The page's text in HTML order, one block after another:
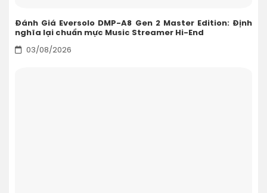
Đánh Giá Eversolo DMP-A8 Gen 2 Master Edition: Định
nghĩa lại chuẩn mực Music Streamer Hi-End
03/08/2026